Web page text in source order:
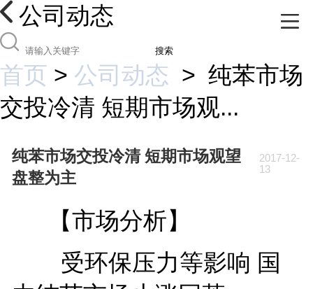
公司动态
搜索
首页 > 公司动态 > 纯苯市场
交投冷清 短期市场观...
纯苯市场交投冷清 短期市场观望
盘整为主
2017-12-
13
【市场分析】
受环保压力等影响 国